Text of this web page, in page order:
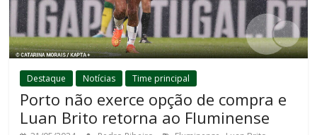
Destaque Notícias Time principal
Porto não exerce opção de compra e
Luan Brito retorna ao Fluminense